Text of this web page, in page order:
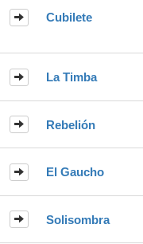
Cubilete
La Timba
Rebelión
El Gaucho
Solisombra